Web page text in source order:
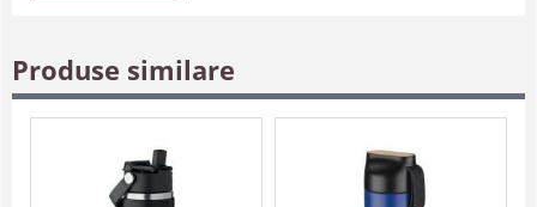
Produse similare